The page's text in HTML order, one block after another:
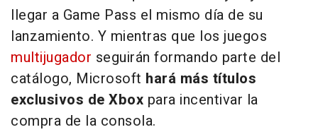
llegar a Game Pass el mismo día de su
lanzamiento. Y mientras que los juegos
multijugador seguirán formando parte del
catálogo, Microsoft hará más títulos
exclusivos de Xbox para incentivar la
compra de la consola.